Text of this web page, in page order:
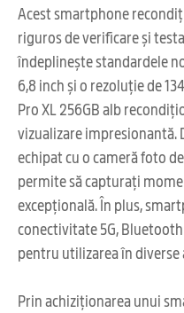
Acest smartphone
riguros de verificare și
îndeplinește standardele
6,8 inch și o rezoluție de
Pro XL 256GB alb
vizualizare impresionantă.
echipat cu o cameră foto
permite să capturați
excepțională. În plus,
conectivitate 5G, Bluetooth
pentru utilizarea în
Prin achiziționarea unui